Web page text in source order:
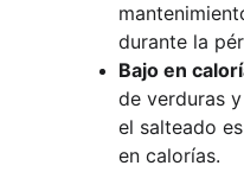
durante la
Bajo en
de verduras
el salteado
en calorías.